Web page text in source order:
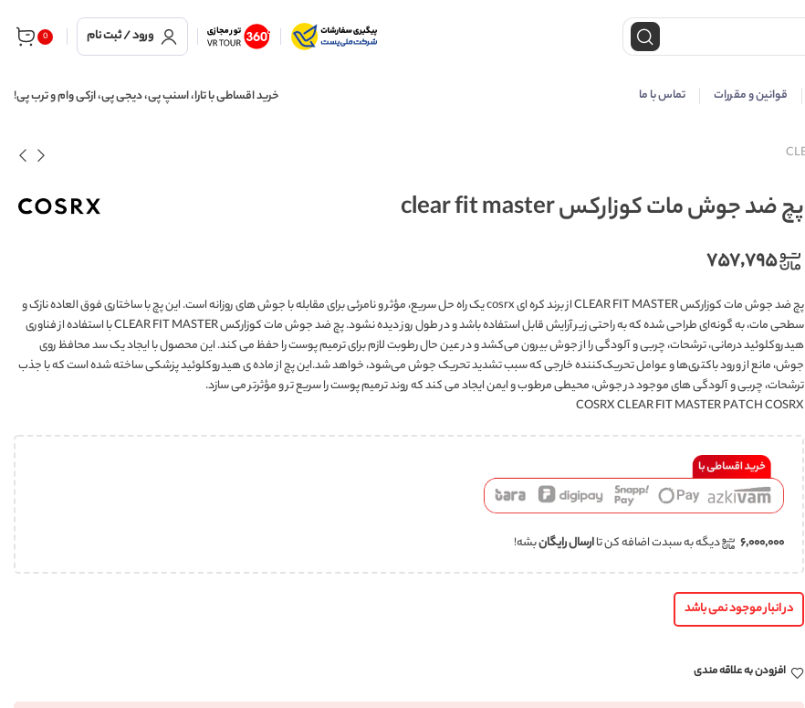
ورود / ثبت نام 0
قوانین و مقررات تماس با ما خرید اقساطی با تارا، اسنپ پی، دیجی پی، ازکی وام و ترب پی!
پچ ضد جوش مات کوزارکس clear fit master
۷۵۷,۷۹۵
پچ ضد جوش مات کوزارکس CLEAR FIT MASTER از برند کره ای cosrx یک راه‌ حل سریع، مؤثر و نامرئی برای مقابله با جوش‌ های روزانه است. این پچ با ساختاری فوق‌ العاده نازک و
سطحی مات، به‌ گونه‌ای طراحی شده که به‌ راحتی زیر آرایش قابل استفاده باشد و در طول روز دیده نشود. پچ ضد جوش مات کوزارکس CLEAR FIT MASTER با استفاده از فناوری
هیدروکلوئید درمانی، ترشحات، چربی و آلودگی را از جوش بیرون می‌کشد و در عین حال رطوبت لازم برای ترمیم پوست را حفظ می‌ کند. این محصول با ایجاد یک سد محافظ روی
جوش، مانع از ورود باکتری‌ها و عوامل تحریک‌کننده خارجی که سبب تشدید تحریک جوش می‌شود، خواهد شد.این پچ از ماده‌ ی هیدروکلوئید پزشکی ساخته شده است که با جذب
ترشحات، چربی و آلودگی‌ های موجود در جوش، محیطی مرطوب و ایمن ایجاد می‌ کند که روند ترمیم پوست را سریع‌ تر و مؤثرتر می‌ سازد.
COSRX CLEAR FIT MASTER PATCH COSRX
۶,۰۰۰,۰۰۰ دیگه به سبدت اضافه کن تاارسال رایگانبشه!
در انبار موجود نمی باشد
افزودن به علاقه مندی